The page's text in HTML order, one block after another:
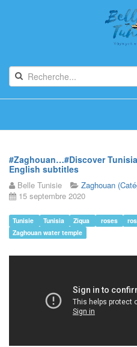
#Zaghouan…#Discover
English subtitles
Belle Tunisie
Zaghouan
15 septembre 2020
Tunisie Tunisia Ziqua roses
Zaghouan water temple